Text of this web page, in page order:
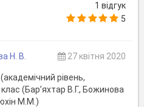
1 відгук
5
Н. В. 27 квітня 2020
рівень,
(Бар’яхтар В.Г., Божинова
М.М.)